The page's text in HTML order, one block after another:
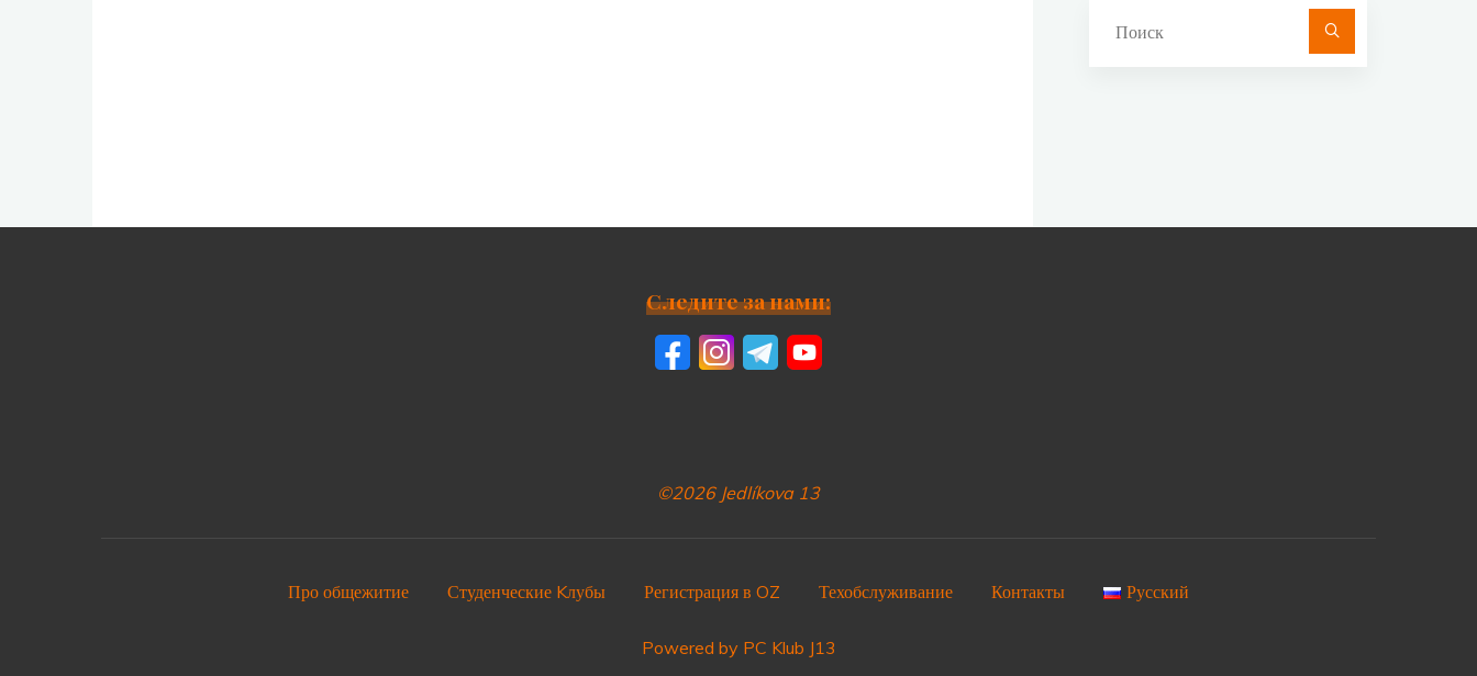
Следите за нами:
©2026 Jedlíkova 13
Про общежитие Студенческие Kлубы Регистрация в OZ Техобслуживание Контакты Русский
Powered by PC Klub J13